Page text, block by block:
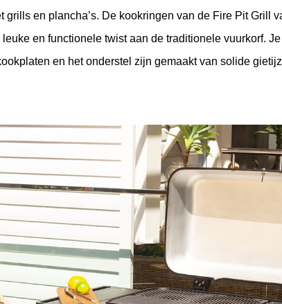
en plancha’s. De kookringen van de Fire Pit Grill
en functionele twist aan de traditionele vuurkorf.
en het onderstel zijn gemaakt van solide